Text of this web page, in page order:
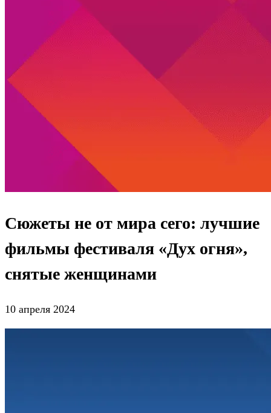
Сюжеты не от мира сего: лучшие
фильмы фестиваля «Дух огня»,
снятые женщинами
10 апреля 2024